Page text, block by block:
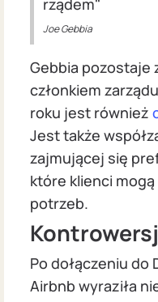
rządem"
Joe Gebbia
Gebbia pozostaje
członkiem
roku jest również
Jest także
zajmującej się
które klienci
potrzeb.
Po dołączeniu do
Airbnb wyraziła